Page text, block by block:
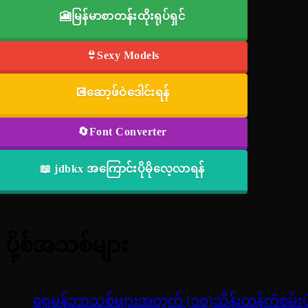
🎦မြန်မာစာတန်းထိုးရုပ်ရှင်
👙Sexy Models
💽ဆော့ဖ်ဝဲဒေါင်းရန်
🔄Font Converter
📖 jdbkx အကြောင်းပိုမိုလေ့လာရန်
ရွှေမန်ဘာသစ်များအတွက် (၁၀)သိန်းတန်ကံစမ်း